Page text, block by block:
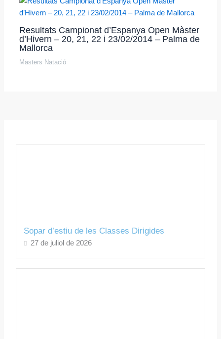
Resultats Campionat d’Espanya Open Màster
d’Hivern – 20, 21, 22 i 23/02/2014 – Palma de
Mallorca
Masters Natació
Sopar d’estiu de les Classes Dirigides
27 de juliol de 2026